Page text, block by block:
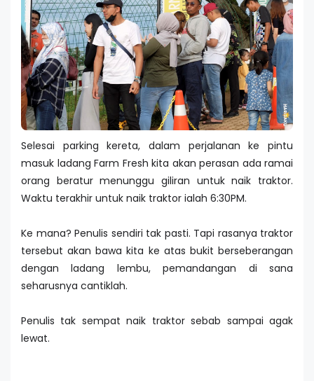
Selesai parking kereta, dalam perjalanan ke pintu
masuk ladang Farm Fresh kita akan perasan ada ramai
orang beratur menunggu giliran untuk naik traktor.
Waktu terakhir untuk naik traktor ialah 6:30PM.
Ke mana? Penulis sendiri tak pasti. Tapi rasanya traktor
tersebut akan bawa kita ke atas bukit berseberangan
dengan ladang lembu, pemandangan di sana
seharusnya cantiklah.
Penulis tak sempat naik traktor sebab sampai agak
lewat.